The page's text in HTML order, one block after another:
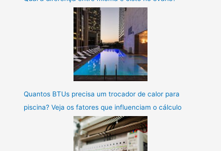
Quantos BTUs precisa um trocador de calor para
piscina? Veja os fatores que influenciam o cálculo